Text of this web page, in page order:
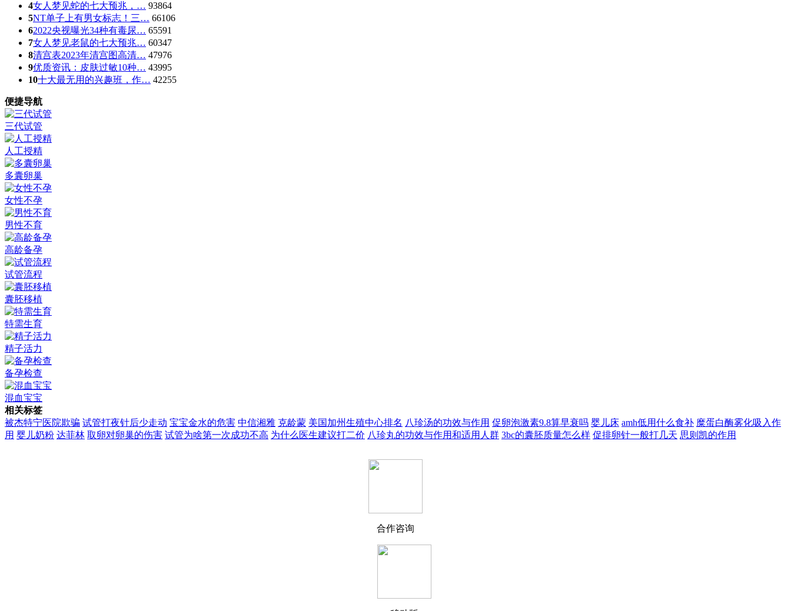
4女人梦见蛇的七大预兆，… 93864
5NT单子上有男女标志！三… 66106
62022央视曝光34种有毒尿… 65591
7女人梦见老鼠的七大预兆… 60347
8清宫表2023年清宫图高清… 47976
9优质资讯：皮肤过敏10种… 43995
10十大最无用的兴趣班，作… 42255
便捷导航
三代试管
人工授精
多囊卵巢
女性不孕
男性不育
高龄备孕
试管流程
囊胚移植
特需生育
精子活力
备孕检查
混血宝宝
相关标签
被杰特宁医院欺骗 试管打夜针后少走动 宝宝金水的危害 中信湘雅 克龄蒙 美国加州生殖中心排名 八珍汤的功效与作用 促卵泡激素9.8算早衰吗 婴儿床 amh低用什么食补 糜蛋白酶雾化吸入作
用 婴儿奶粉 达菲林 取卵对卵巢的伤害 试管为啥第一次成功不高 为什么医生建议打二价 八珍丸的功效与作用和适用人群 3bc的囊胚质量怎么样 促排卵针一般打几天 思则凯的作用
合作咨询